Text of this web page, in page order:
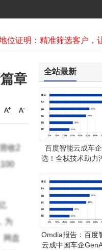
章
收2
为
网盘
全站最新
百度智能云成车
选！全栈技术助力
Omdia报告：百度
云成中国车企